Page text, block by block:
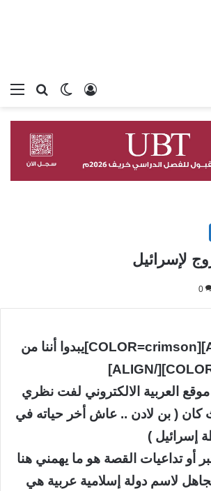
بحثالوضع
تسجيل الدخول
لإسرائيل
0
[ALIGN=RIGHT][COLOR=crimson]يبدوا أننا من
العربية الالكتروني لفت نظري
( بن لادن .. عاش أخر حياته في
إسرائيل )
أو تداعيات القصة هو ما يهمني هنا
لاسم دولة إسلامية عربية هي